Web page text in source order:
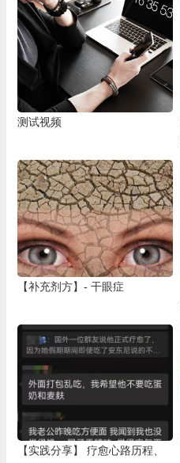
测试视频
【补充剂方】- 干眼症
【实践分享】 疗愈心路历程、